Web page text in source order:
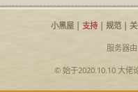
小黑屋| 支持| 规范|
服务器由
© 始于2020.10.10 大佬